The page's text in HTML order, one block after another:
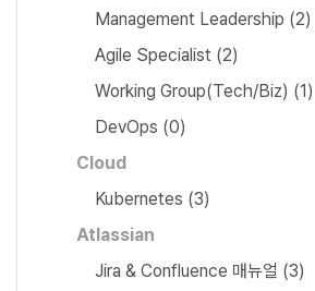
Management Leadership (2)
Agile Specialist (2)
Working Group(Tech/Biz) (1)
DevOps (0)
Cloud
Kubernetes (3)
Atlassian
Jira & Confluence 매뉴얼 (3)